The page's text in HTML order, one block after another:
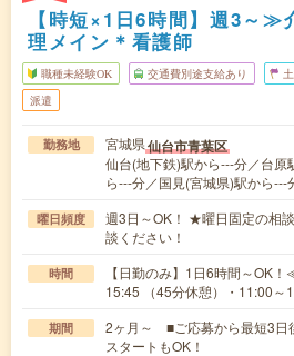
【時短×1日6時間】週3～≫
理メイン＊看護師
職種未経験OK 交通費別途支給あり
派遣
勤務地 宮城県仙台市青葉区
仙台(地下鉄)駅から---分／台
ら---分／国見(宮城県)駅から
曜日頻度
週3日～OK！ ★曜日固定の相
談ください！
時間
【日勤のみ】1日6時間～OK
15:45 （45分休憩）・11:00～
期間
2ヶ月～ ■ご応募から最短3
スタートもOK！